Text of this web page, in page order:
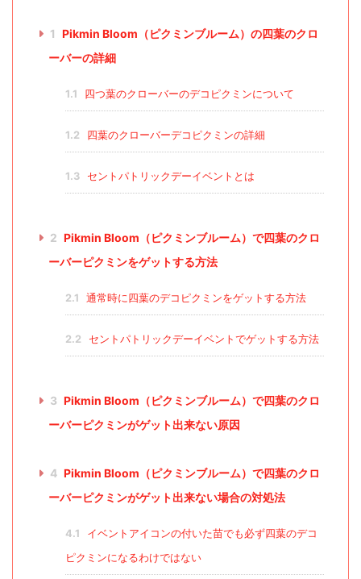
1 Pikmin Bloom（ピクミンブルーム）の四葉のクロ
ーバーの詳細
1.1 四つ葉のクローバーのデコピクミンについて
1.2 四葉のクローバーデコピクミンの詳細
1.3 セントパトリックデーイベントとは
2 Pikmin Bloom（ピクミンブルーム）で四葉のクロ
ーバーピクミンをゲットする方法
2.1 通常時に四葉のデコピクミンをゲットする方法
2.2 セントパトリックデーイベントでゲットする方法
3 Pikmin Bloom（ピクミンブルーム）で四葉のクロ
ーバーピクミンがゲット出来ない原因
4 Pikmin Bloom（ピクミンブルーム）で四葉のクロ
ーバーピクミンがゲット出来ない場合の対処法
4.1
イベントアイコンの付いた苗でも必ず四葉のデコ
ピクミンになるわけではない